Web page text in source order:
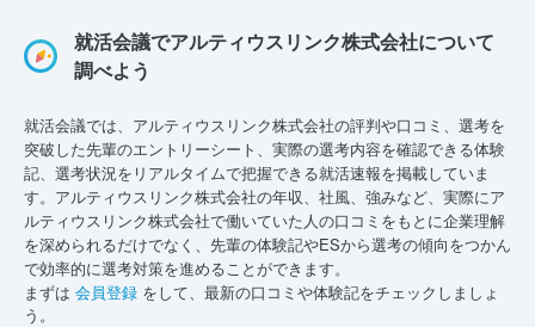
就活会議でアルティウスリンク株式会社について
調べよう
就活会議では、アルティウスリンク株式会社の評判や口コミ、選考を
突破した先輩のエントリーシート、実際の選考内容を確認できる体験
記、選考状況をリアルタイムで把握できる就活速報を掲載していま
す。アルティウスリンク株式会社の年収、社風、強みなど、実際にア
ルティウスリンク株式会社で働いていた人の口コミをもとに企業理解
を深められるだけでなく、先輩の体験記やESから選考の傾向をつかん
で効率的に選考対策を進めることができます。
まずは 会員登録 をして、最新の口コミや体験記をチェックしましょ
う。